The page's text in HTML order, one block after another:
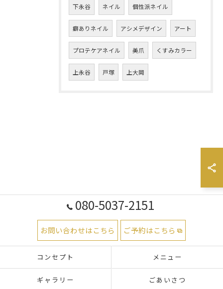
下永谷 ネイル 個性派ネイル
癖ありネイル アシメデザイン アート
プロテケアネイル 美爪 くすみカラー
上永谷 戸塚 上大岡
080-5037-2151
お問い合わせはこちら ご予約はこちら
コンセプト メニュー
ギャラリー ごあいさつ